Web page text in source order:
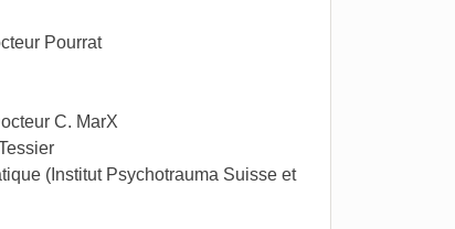
Pourrat
C. MarX
(Institut Psychotrauma Suisse et